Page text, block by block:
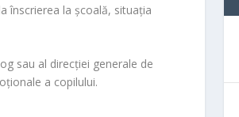
înscrierea la școală, situația
sau al direcției generale de
a copilului.